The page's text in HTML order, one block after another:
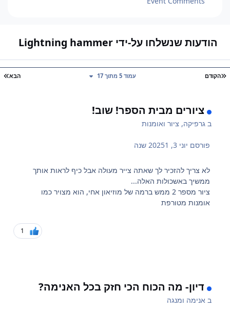
הודעות שנשלחו על-ידי Lightning hammer
עמוד ראשון
הקודם הבא עמוד 5 מתוך 17
ציורים מבית הספר! שוב!
בגרפיקה, ציור ואומנות
פורסם יוני 3, 2025 1 שנה
לא צריך להזכיר לך שאתה צייר מעולה אבל כיף לראות אותך
ממשיך באשכולות האלה...
ציור מספר 2 ממש ברמה של מוזיאון אחי, הוא מצויר כמו
אומנות מטורפת
1
דיון- מה הכוח הכי חזק בכל האנימה?
באנימה ומנגה